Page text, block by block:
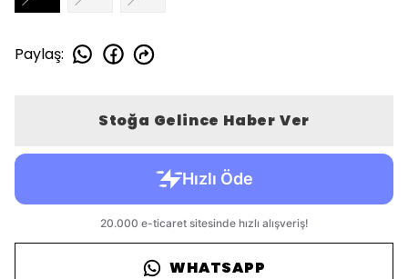
Paylaş:
Stoğa Gelince Haber Ver
WHATSAPP